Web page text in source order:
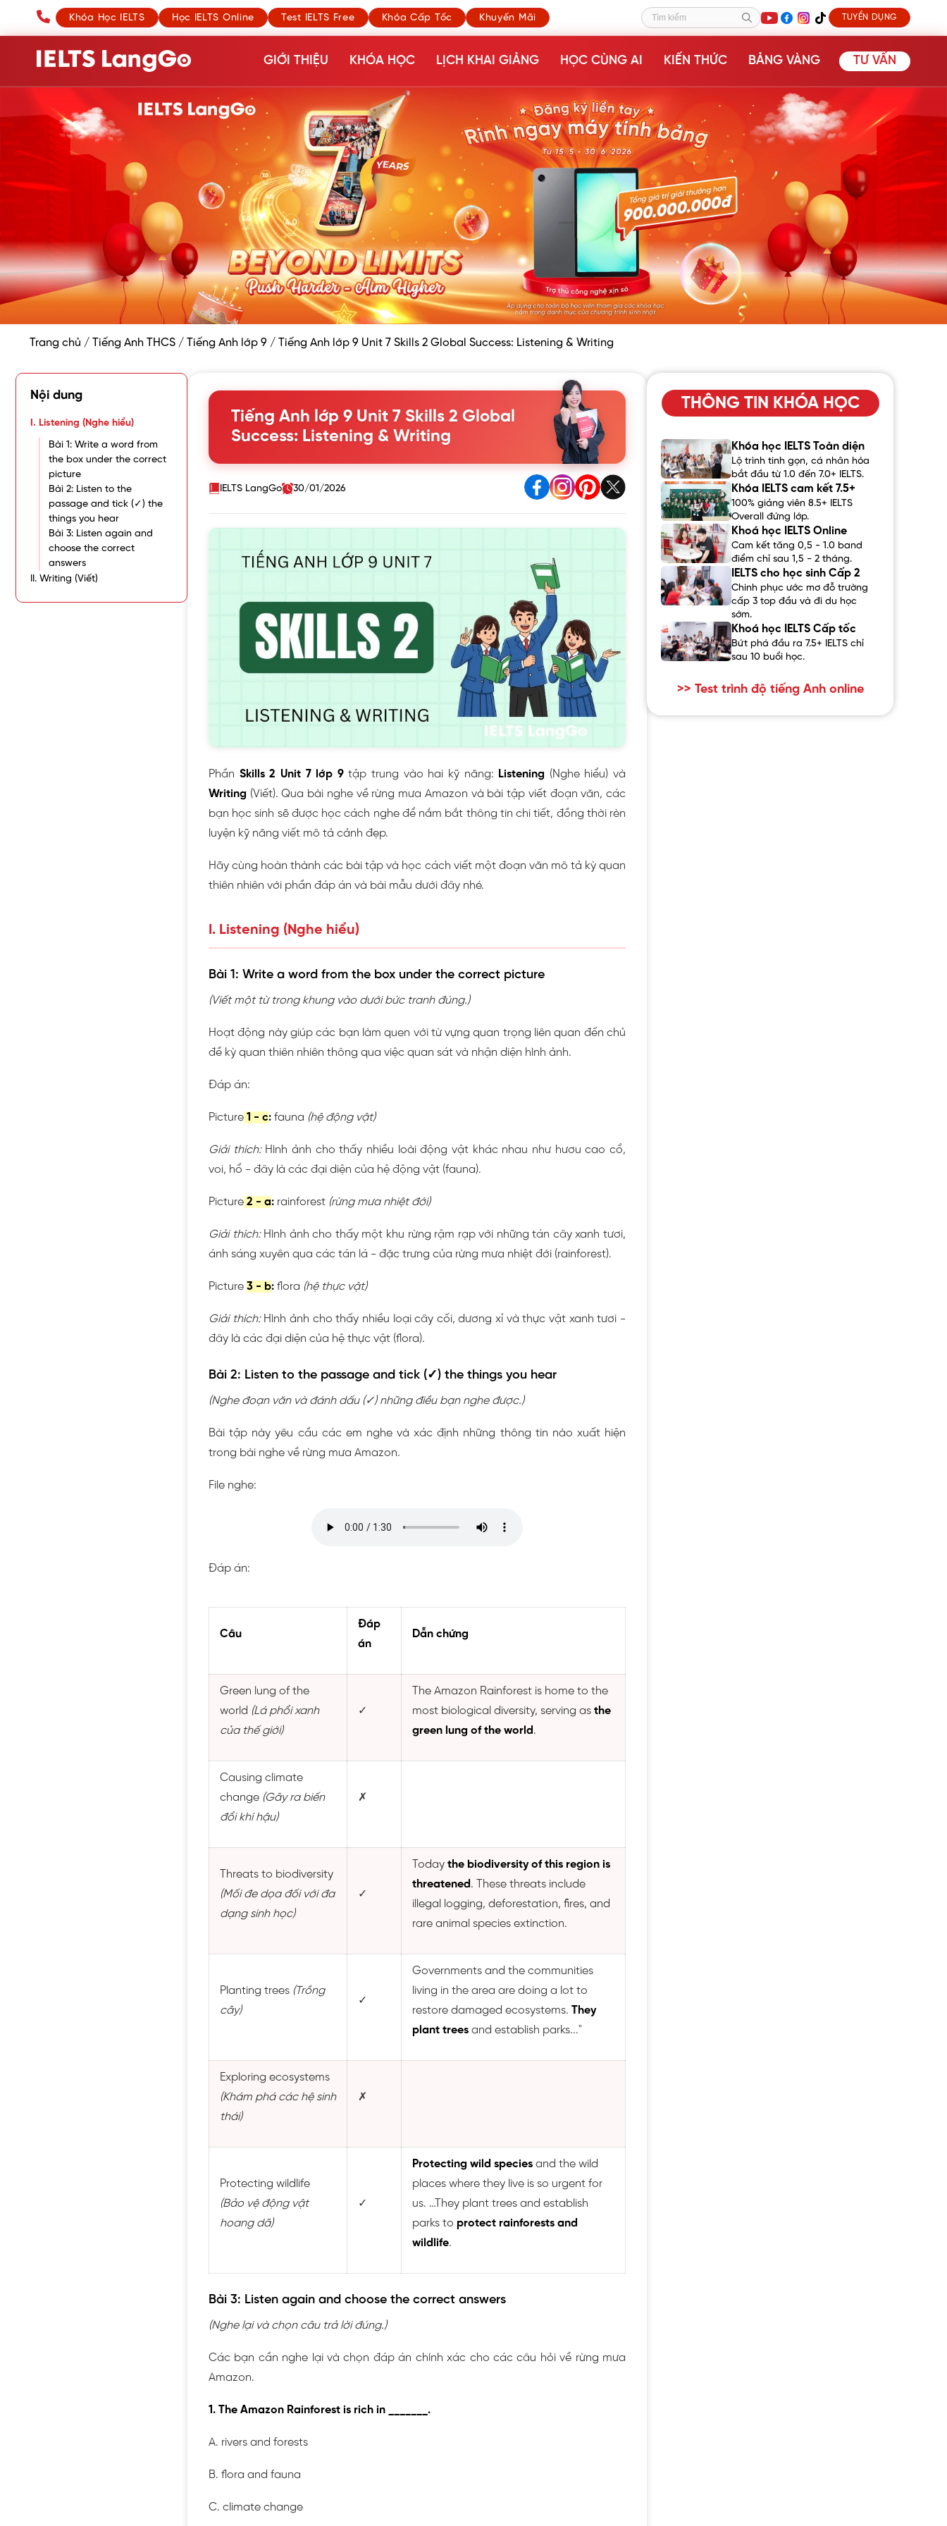
Khóa Học IELTS Học IELTS Online Test IELTS Free Khóa Cấp Tốc Khuyến Mãi Tìm kiếm TUYỂN DỤNG
GIỚI THIỆU KHÓA HỌC LỊCH KHAI GIẢNG HỌC CÙNG AI KIẾN THỨC BẢNG VÀNG TƯ VẤN
Trang chủ / Tiếng Anh THCS / Tiếng Anh lớp 9 / Tiếng Anh lớp 9 Unit 7 Skills 2 Global Success: Listening & Writing
Nội dung
I. Listening (Nghe hiểu)
Bài 1: Write a word from
the box under the correct
picture
Bài 2: Listen to the
passage and tick (✓) the
things you hear
Bài 3: Listen again and
choose the correct
answers
II. Writing (Viết)
Tiếng Anh lớp 9 Unit 7 Skills 2 Global
Success: Listening & Writing
IELTS LangGo 30/01/2026
Phần Skills 2 Unit 7 lớp 9tập trung vào hai kỹ năng: Listening (Nghe hiểu) và
Writing (Viết). Qua bài nghe về rừng mưa Amazon và bài tập viết đoạn văn, các
bạn học sinh sẽ được học cách nghe để nắm bắt thông tin chi tiết, đồng thời rèn
luyện kỹ năng viết mô tả cảnh đẹp.
Hãy cùng hoàn thành các bài tập và học cách viết một đoạn văn mô tả kỳ quan
thiên nhiên với phần đáp án và bài mẫu dưới đây nhé.
I. Listening (Nghe hiểu)
Bài 1: Write a word from the box under the correct picture
(Viết một từ trong khung vào dưới bức tranh đúng.)
Hoạt động này giúp các bạn làm quen với từ vựng quan trọng liên quan đến chủ
đề kỳ quan thiên nhiên thông qua việc quan sát và nhận diện hình ảnh.
Đáp án:
Picture 1 - c: fauna (hệ động vật)
Giải thích:Hình ảnh cho thấy nhiều loài động vật khác nhau như hươu cao cổ,
voi, hổ - đây là các đại diện của hệ động vật (fauna).
Picture 2 - a: rainforest (rừng mưa nhiệt đới)
Giải thích:Hình ảnh cho thấy một khu rừng rậm rạp với những tán cây xanh tươi,
ánh sáng xuyên qua các tán lá - đặc trưng của rừng mưa nhiệt đới (rainforest).
Picture 3 - b: flora (hệ thực vật)
Giải thích:Hình ảnh cho thấy nhiều loại cây cối, dương xỉ và thực vật xanh tươi -
đây là các đại diện của hệ thực vật (flora).
Bài 2: Listen to the passage and tick (✓) the things you hear
(Nghe đoạn văn và đánh dấu (✓) những điều bạn nghe được.)
Bài tập này yêu cầu các em nghe và xác định những thông tin nào xuất hiện
trong bài nghe về rừng mưa Amazon.
File nghe:
Đáp án:
Câu
Đáp
án
Dẫn chứng
Green lung of the
world (Lá phổi xanh
của thế giới)
✓
The Amazon Rainforest is home to the
most biological diversity, serving as the
green lung of the world.
Causing climate
change (Gây ra biến
đổi khí hậu)
✗
Threats to biodiversity
(Mối đe dọa đối với đa
dạng sinh học)
✓
Today the biodiversity of this region is
threatened. These threats include
illegal logging, deforestation, fires, and
rare animal species extinction.
Planting trees (Trồng
cây)
✓
Governments and the communities
living in the area are doing a lot to
restore damaged ecosystems. They
plant trees and establish parks..."
Exploring ecosystems
(Khám phá các hệ sinh
thái)
✗
Protecting wildlife
(Bảo vệ động vật
hoang dã)
✓
Protecting wild species and the wild
places where they live is so urgent for
us. …They plant trees and establish
parks to protect rainforests and
wildlife.
Bài 3: Listen again and choose the correct answers
(Nghe lại và chọn câu trả lời đúng.)
Các bạn cần nghe lại và chọn đáp án chính xác cho các câu hỏi về rừng mưa
Amazon.
1. The Amazon Rainforest is rich in _______.
A. rivers and forests
B. flora and fauna
C. climate change
THÔNG TIN KHÓA HỌC
Khóa học IELTS Toàn diện
Lộ trình tinh gọn, cá nhân hóa
bắt đầu từ 1.0 đến 7.0+ IELTS.
Khóa IELTS cam kết 7.5+
100% giảng viên 8.5+ IELTS
Overall đứng lớp.
Khoá học IELTS Online
Cam kết tăng 0,5 - 1.0 band
điểm chỉ sau 1,5 - 2 tháng.
IELTS cho học sinh Cấp 2
Chinh phục ước mơ đỗ trường
cấp 3 top đầu và đi du học
sớm.
Khoá học IELTS Cấp tốc
Bứt phá đầu ra 7.5+ IELTS chỉ
sau 10 buổi học.
>> Test trình độ tiếng Anh online